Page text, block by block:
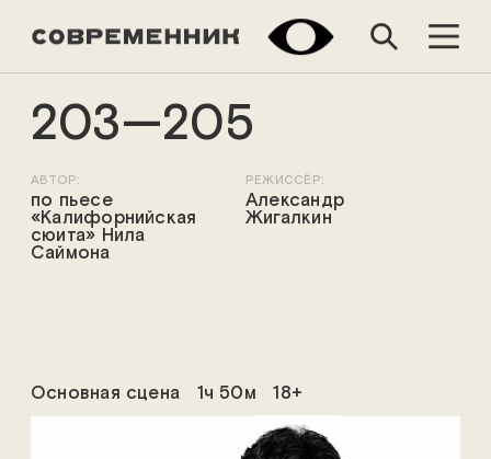
203—205
АВТОР:
по пьесе
«Калифорнийская
сюита» Нила
Саймона
РЕЖИССЁР:
Александр
Жигалкин
Основная сцена 1ч 50м 18+